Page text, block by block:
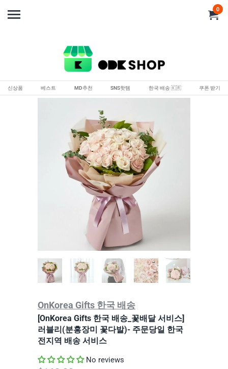
0
신상품 베스트 MD추천 SNS핫템 한국 배송 🇰🇷 쿠폰 받기
OnKorea Gifts 한국 배송
[OnKorea Gifts 한국 배송_꽃배달 서비스]
러블리(분홍장미 꽃다발)- 주문당일 한국
전지역 배송 서비스
No reviews